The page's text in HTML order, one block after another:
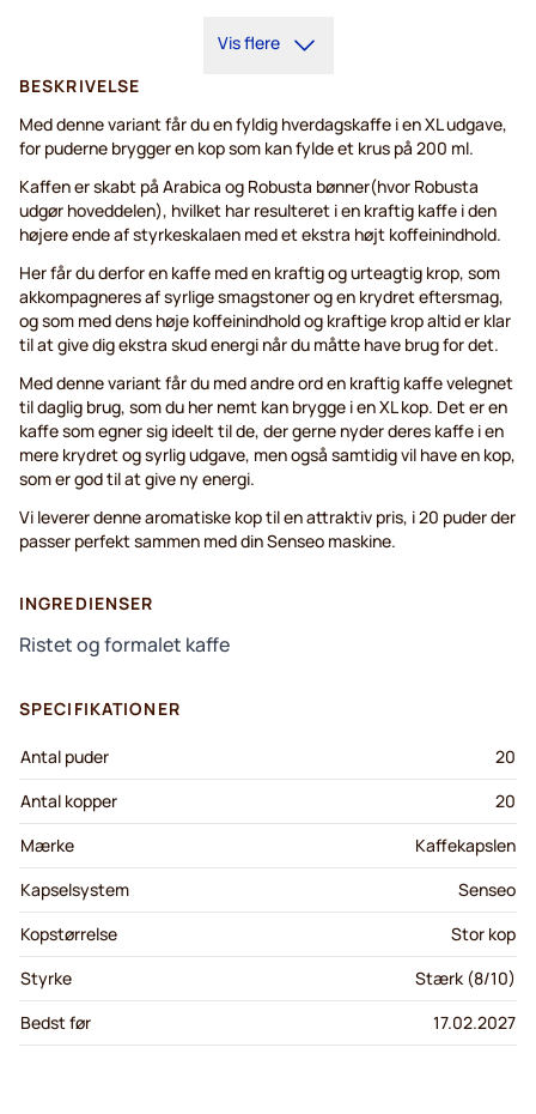
Vis flere
BESKRIVELSE
Med denne variant får du en fyldig hverdagskaffe i en XL udgave,
for puderne brygger en kop som kan fylde et krus på 200 ml.
Kaffen er skabt på Arabica og Robusta bønner(hvor Robusta
udgør hoveddelen), hvilket har resulteret i en kraftig kaffe i den
højere ende af styrkeskalaen med et ekstra højt koffeinindhold.
Her får du derfor en kaffe med en kraftig og urteagtig krop, som
akkompagneres af syrlige smagstoner og en krydret eftersmag,
og som med dens høje koffeinindhold og kraftige krop altid er klar
til at give dig ekstra skud energi når du måtte have brug for det.
Med denne variant får du med andre ord en kraftig kaffe velegnet
til daglig brug, som du her nemt kan brygge i en XL kop. Det er en
kaffe som egner sig ideelt til de, der gerne nyder deres kaffe i en
mere krydret og syrlig udgave, men også samtidig vil have en kop,
som er god til at give ny energi.
Vi leverer denne aromatiske kop til en attraktiv pris, i 20 puder der
passer perfekt sammen med din Senseo maskine.
INGREDIENSER
Ristet og formalet kaffe
SPECIFIKATIONER
Antal puder
20
Antal kopper
20
Mærke
Kaffekapslen
Kapselsystem
Senseo
Kopstørrelse
Stor kop
Styrke
Stærk (8/10)
Bedst før
17.02.2027